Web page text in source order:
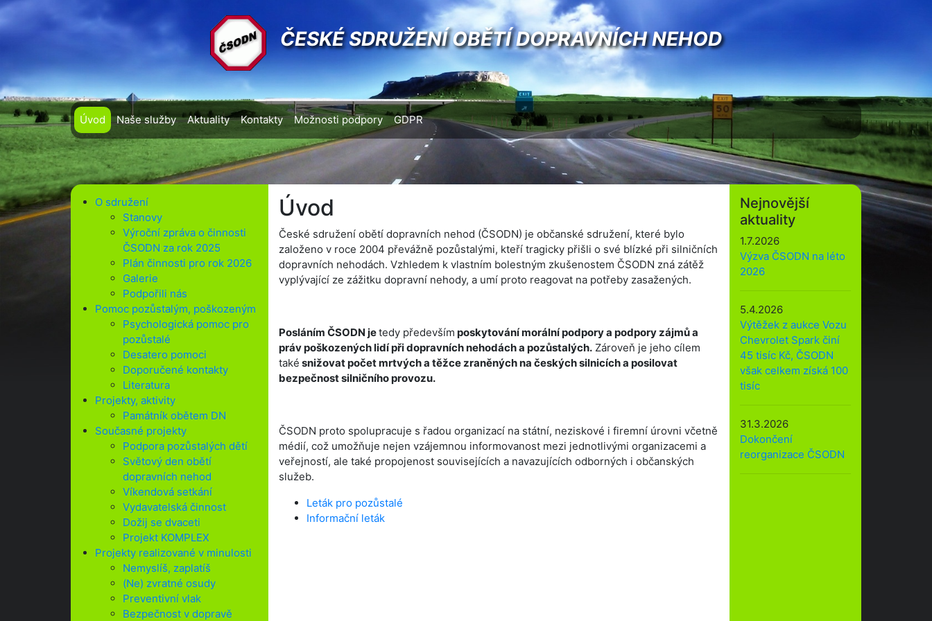
ČESKÉ SDRUŽENÍ OBĚTÍ DOPRAVNÍCH NEHOD
Úvod Naše služby Aktuality Kontakty Možnosti podpory GDPR
O sdružení
Stanovy
Výroční zpráva o činnosti
ČSODN za rok 2025
Plán činnosti pro rok 2026
Galerie
Podpořili nás
Pomoc pozůstalým, poškozeným
Psychologická pomoc pro
pozůstalé
Desatero pomoci
Doporučené kontakty
Literatura
Projekty, aktivity
Památník obětem DN
Současné projekty
Podpora pozůstalých dětí
Světový den obětí
dopravních nehod
Víkendová setkání
Vydavatelská činnost
Dožij se dvaceti
Projekt KOMPLEX
Projekty realizované v minulosti
Nemyslíš, zaplatíš
(Ne) zvratné osudy
Preventivní vlak
Bezpečnost v dopravě
Úvod
České sdružení obětí dopravních nehod (ČSODN) je občanské sdružení, které bylo
založeno v roce 2004 převážně pozůstalými, kteří tragicky přišli o své blízké při silničních
dopravních nehodách. Vzhledem k vlastním bolestným zkušenostem ČSODN zná zátěž
vyplývající ze zážitku dopravní nehody, a umí proto reagovat na potřeby zasažených.
Posláním ČSODN jetedy především poskytování morální podpory a podpory zájmů a
práv poškozených lidí při dopravních nehodách a pozůstalých. Zároveň je jeho cílem
také snižovat počet mrtvých a těžce zraněných na českých silnicích a posilovat
bezpečnost silničního provozu.
ČSODN proto spolupracuje s řadou organizací na státní, neziskové i firemní úrovni včetně
médií, což umožňuje nejen vzájemnou informovanost mezi jednotlivými organizacemi a
veřejností, ale také propojenost souvisejících a navazujících odborných i občanských
služeb.
Leták pro pozůstalé
Informační leták
Nejnovější
aktuality
1.7.2026
Výzva ČSODN na léto
2026
5.4.2026
Výtěžek z aukce Vozu
Chevrolet Spark činí
45 tisíc Kč, ČSODN
však celkem získá 100
tisíc
31.3.2026
Dokončení
reorganizace ČSODN